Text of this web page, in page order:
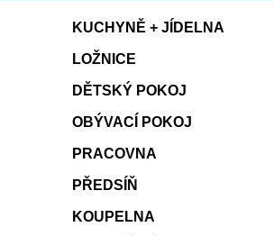
KUCHYNĚ + JÍDELNA
LOŽNICE
DĚTSKÝ POKOJ
OBÝVACÍ POKOJ
PRACOVNA
PŘEDSÍŇ
KOUPELNA